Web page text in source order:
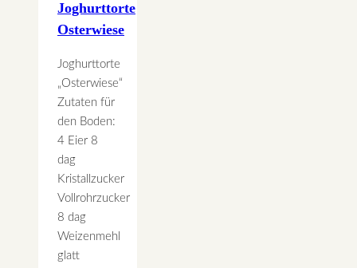
Joghurttorte
Osterwiese
Joghurttorte
„Osterwiese“
Zutaten für
den Boden:
4 Eier 8
dag
Kristallzucker
Vollrohrzucker
8 dag
Weizenmehl
glatt